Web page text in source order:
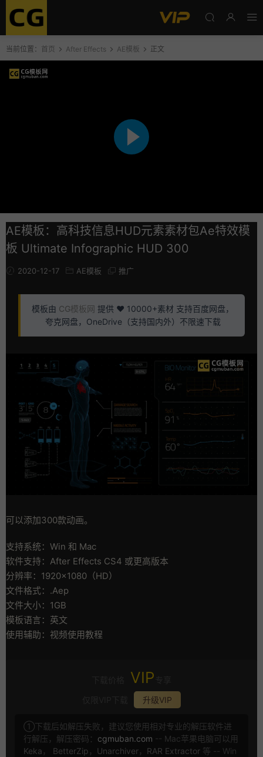
当前位置： 首页 After Effects AE模板 正文
AE模板：高科技信息HUD元素素材包Ae特效模
板 Ultimate Infographic HUD 300
2020-12-17 AE模板 推广
模板由 CG模板网 提供 ❤️ 10000+素材 支持百度网盘，
夸克网盘，OneDrive（支持国内外）不限速下载
可以添加300款动画。
支持系统：Win 和 Mac
软件支持：After Effects CS4 或更高版本
分辨率：1920×1080（HD）
文件格式：.Aep
文件大小：1GB
模板语言：英文
使用辅助：视频使用教程
VIP
升级VIP
①下载后如解压失败，建议您使用相对专业的解压软件进
行解压，解压密码： cgmuban.com -- Mac苹果电脑可以用
Keka ， BetterZip ， Unarchiver， RAR Extractor 等 -- Win